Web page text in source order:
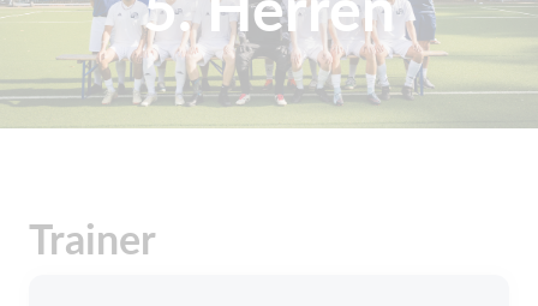
Trainer